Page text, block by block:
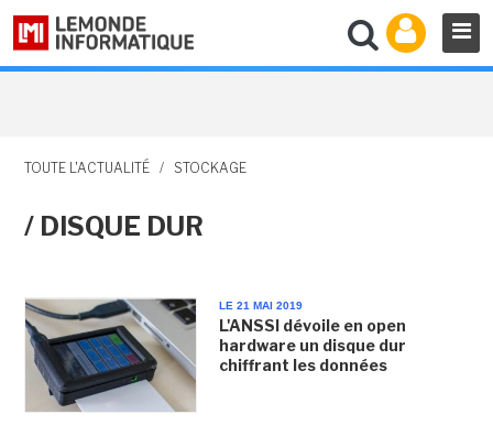
TOUTE L'ACTUALITÉ / STOCKAGE
/ DISQUE DUR
LE 21 MAI 2019
L'ANSSI dévoile en open
hardware un disque dur
chiffrant les données